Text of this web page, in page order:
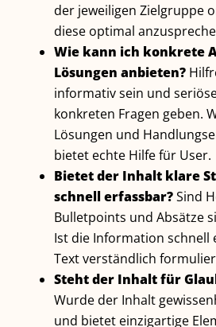
der jeweiligen Zielgruppe
diese optimal
Wie kann ich konkrete
Lösungen anbieten?
informativ sein und
konkreten Fragen geben.
Lösungen und
bietet echte Hilfe für User.
Bietet der Inhalt klare
schnell erfassbar?Sind
Bulletpoints und Absätze
Ist die Information schnell
Text verständlich
Steht der Inhalt für
Wurde der Inhalt
und bietet einzigartige